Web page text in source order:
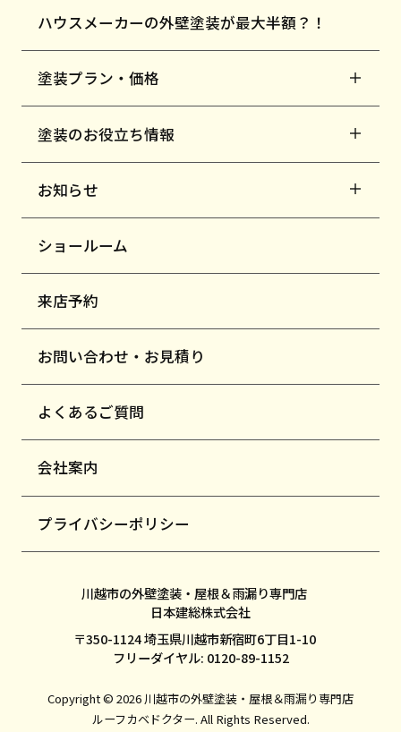
ハウスメーカーの外壁塗装が最大半額？！
塗装プラン・価格
塗装のお役立ち情報
お知らせ
ショールーム
来店予約
お問い合わせ・お見積り
よくあるご質問
会社案内
プライバシーポリシー
川越市の外壁塗装・屋根＆雨漏り専門店
日本建総株式会社
〒350-1124 埼玉県川越市新宿町6丁目1-10
フリーダイヤル: 0120-89-1152
Copyright © 2026 川越市の外壁塗装・屋根＆雨漏り専門店
ルーフカベドクター. All Rights Reserved.